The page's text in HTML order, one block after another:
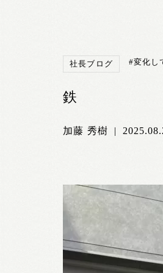
社長ブログ #変化し
鉄
加藤 秀樹 |